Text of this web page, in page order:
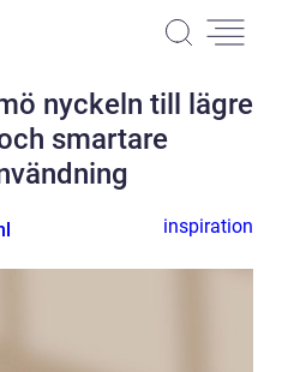
nyckeln till lägre
smartare
inspiration